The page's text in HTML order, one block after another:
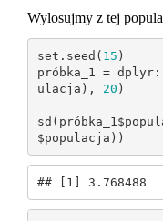
Wylosujmy z tej
set.seed( 15 )
próbka_1 =
ulacja), 20 )
$populacja))
## [1] 3.768488